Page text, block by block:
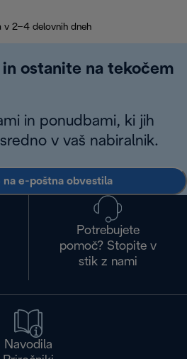
v 2–4 delovnih dneh
ostanite na tekočem
in ponudbami, ki jih
v vaš nabiralnik.
na e-poštna obvestila
Potrebujete
pomoč? Stopite v
stik z nami
Navodila